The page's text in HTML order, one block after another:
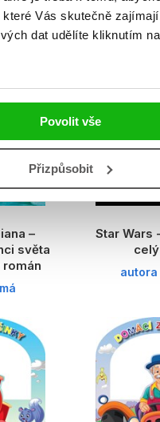
které Vás skutečně
dat udělíte kliknutím
Povolit vše
Přizpůsobit
–
světa
Star Wars
autora